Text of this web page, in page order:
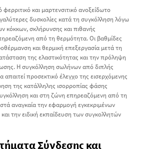
και μαρτενσιτικό ανοξείδωτο
δυσκολίες κατά τη συγκόλληση λόγω
κόκκων, σκλήρυνσης και πιθανής
από τη θερμότητα. Οι βαθμίδες
και θερμική επεξεργασία μετά τη
της ελαστικότητας και την πρόληψη
Η συγκόλληση σωλήνων από διπλής
προσεκτικό έλεγχο της εισερχόμενης
της κατάλληλης ισορροπίας φάσης
και στη ζώνη επηρεαζόμενη από τη
αναγκαία την εφαρμογή εγκεκριμένων
την ειδική εκπαίδευση των συγκολλητών
Σύνδεσης και